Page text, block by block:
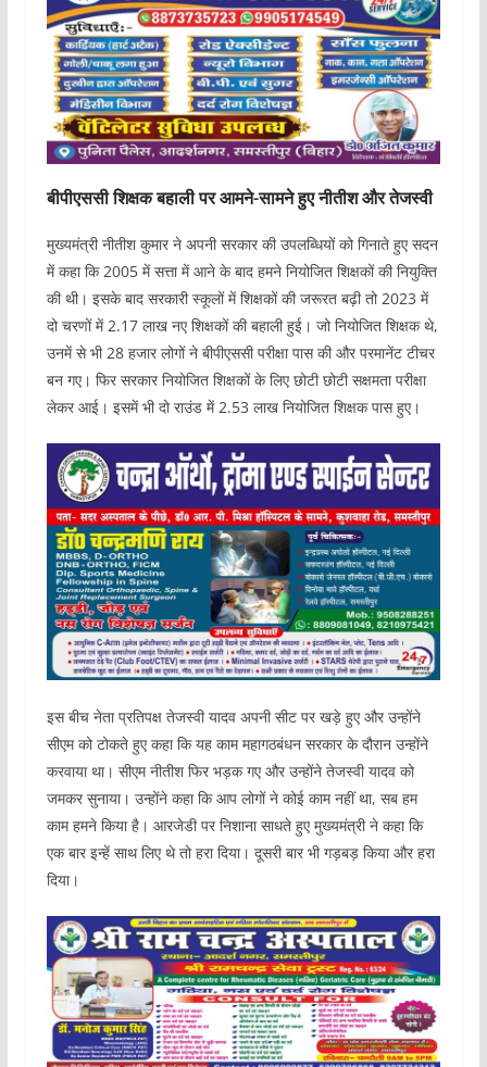
बीपीएससी शिक्षक बहाली पर आमने-सामने हुए नीतीश और तेजस्वी
मुख्यमंत्री नीतीश कुमार ने अपनी सरकार की उपलब्धियों को गिनाते हुए सदन
में कहा कि 2005 में सत्ता में आने के बाद हमने नियोजित शिक्षकों की नियुक्ति
की थी। इसके बाद सरकारी स्कूलों में शिक्षकों की जरूरत बढ़ी तो 2023 में
दो चरणों में 2.17 लाख नए शिक्षकों की बहाली हुई। जो नियोजित शिक्षक थे,
उनमें से भी 28 हजार लोगों ने बीपीएससी परीक्षा पास की और परमानेंट टीचर
बन गए। फिर सरकार नियोजित शिक्षकों के लिए छोटी छोटी सक्षमता परीक्षा
लेकर आई। इसमें भी दो राउंड में 2.53 लाख नियोजित शिक्षक पास हुए।
इस बीच नेता प्रतिपक्ष तेजस्वी यादव अपनी सीट पर खड़े हुए और उन्होंने
सीएम को टोकते हुए कहा कि यह काम महागठबंधन सरकार के दौरान उन्होंने
करवाया था। सीएम नीतीश फिर भड़क गए और उन्होंने तेजस्वी यादव को
जमकर सुनाया। उन्होंने कहा कि आप लोगों ने कोई काम नहीं था, सब हम
काम हमने किया है। आरजेडी पर निशाना साधते हुए मुख्यमंत्री ने कहा कि
एक बार इन्हें साथ लिए थे तो हरा दिया। दूसरी बार भी गड़बड़ किया और हरा
दिया।